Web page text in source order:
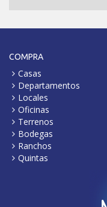
COMPRA
Casas
Departamentos
Locales
Oficinas
Terrenos
Bodegas
Ranchos
Quintas